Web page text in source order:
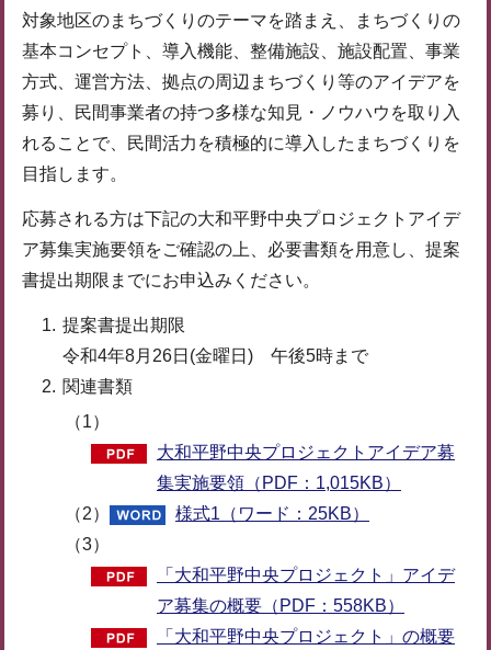
対象地区のまちづくりのテーマを踏まえ、まちづくりの
基本コンセプト、導入機能、整備施設、施設配置、事業
方式、運営方法、拠点の周辺まちづくり等のアイデアを
募り、民間事業者の持つ多様な知見・ノウハウを取り入
れることで、民間活力を積極的に導入したまちづくりを
目指します。
応募される方は下記の大和平野中央プロジェクトアイデ
ア募集実施要領をご確認の上、必要書類を用意し、提案
書提出期限までにお申込みください。
提案書提出期限
令和4年8月26日(金曜日) 午後5時まで
関連書類
（1）
大和平野中央プロジェクトアイデア募
集実施要領（PDF：1,015KB）
（2）
様式1（ワード：25KB）
（3）
「大和平野中央プロジェクト」アイデ
ア募集の概要（PDF：558KB）
「大和平野中央プロジェクト」の概要